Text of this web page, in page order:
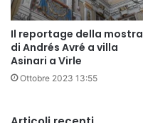
Il reportage della mostra
di Andrés Avré a villa
Asinari a Virle
Ottobre 2023 13:55